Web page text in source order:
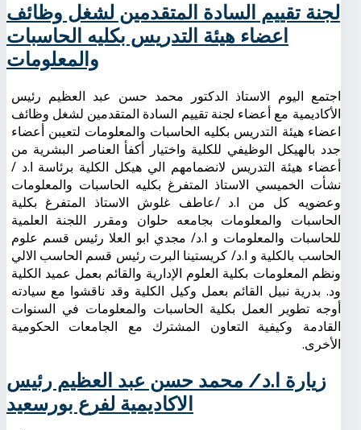
لجنة تقييم السادة المتقدمين لشغل وظائف
اعضاء هيئة التدريس بكليه الحاسبات
والمعلومات
اجتمع اليوم الاستاذ الدكتور محمد حسن عبد العظيم رئيس
الأكاديمية مع أعضاء لجنة تقييم السادة المتقدمين لشغل وظائف
اعضاء هيئة التدريس بكليه الحاسبات والمعلومات لتعيبن أعضاء
جدد بالهيكل الوظيفي للكلية واختيار أكفأ العناصر البشرية من
أعضاء هيئة التدريس لانضمامهم الي هيكل الكلية برئاسة ا.د /
نشأت الخميسي الاستاذ المتفرغ بكليه الحاسبات والمعلومات
وعضويه كل من ا.د /عاطف غلوش الاستاذ المتفرغ بكلية
الحاسبات والمعلومات بجامعه حلوان ومقرر اللجنة العلمية
للحاسبات والمعلومات و ا.د/ مجدي ابو العلا رئيس قسم علوم
الحاسب بالكلية و ا.د/ كريستينا البرت رئيس قسم الحاسب الالي
ونظم المعلومات بكلية العلوم الإدارية والقائم بعمل عميد الكلية
ود. بدرية نبيل القائم بعمل وكيل الكلية وقد ناقشوا مع سيادته
أوجه تطوير العمل بكلية الحاسبات والمعلومات في السنوات
القادمة وكيفية التعاون المشترك مع الجامعات الحكومية
الأخرى.
زيارة ا.د/ محمد حسن عبد العظيم رئيس
الاكاديمية لفرع بورسعيد